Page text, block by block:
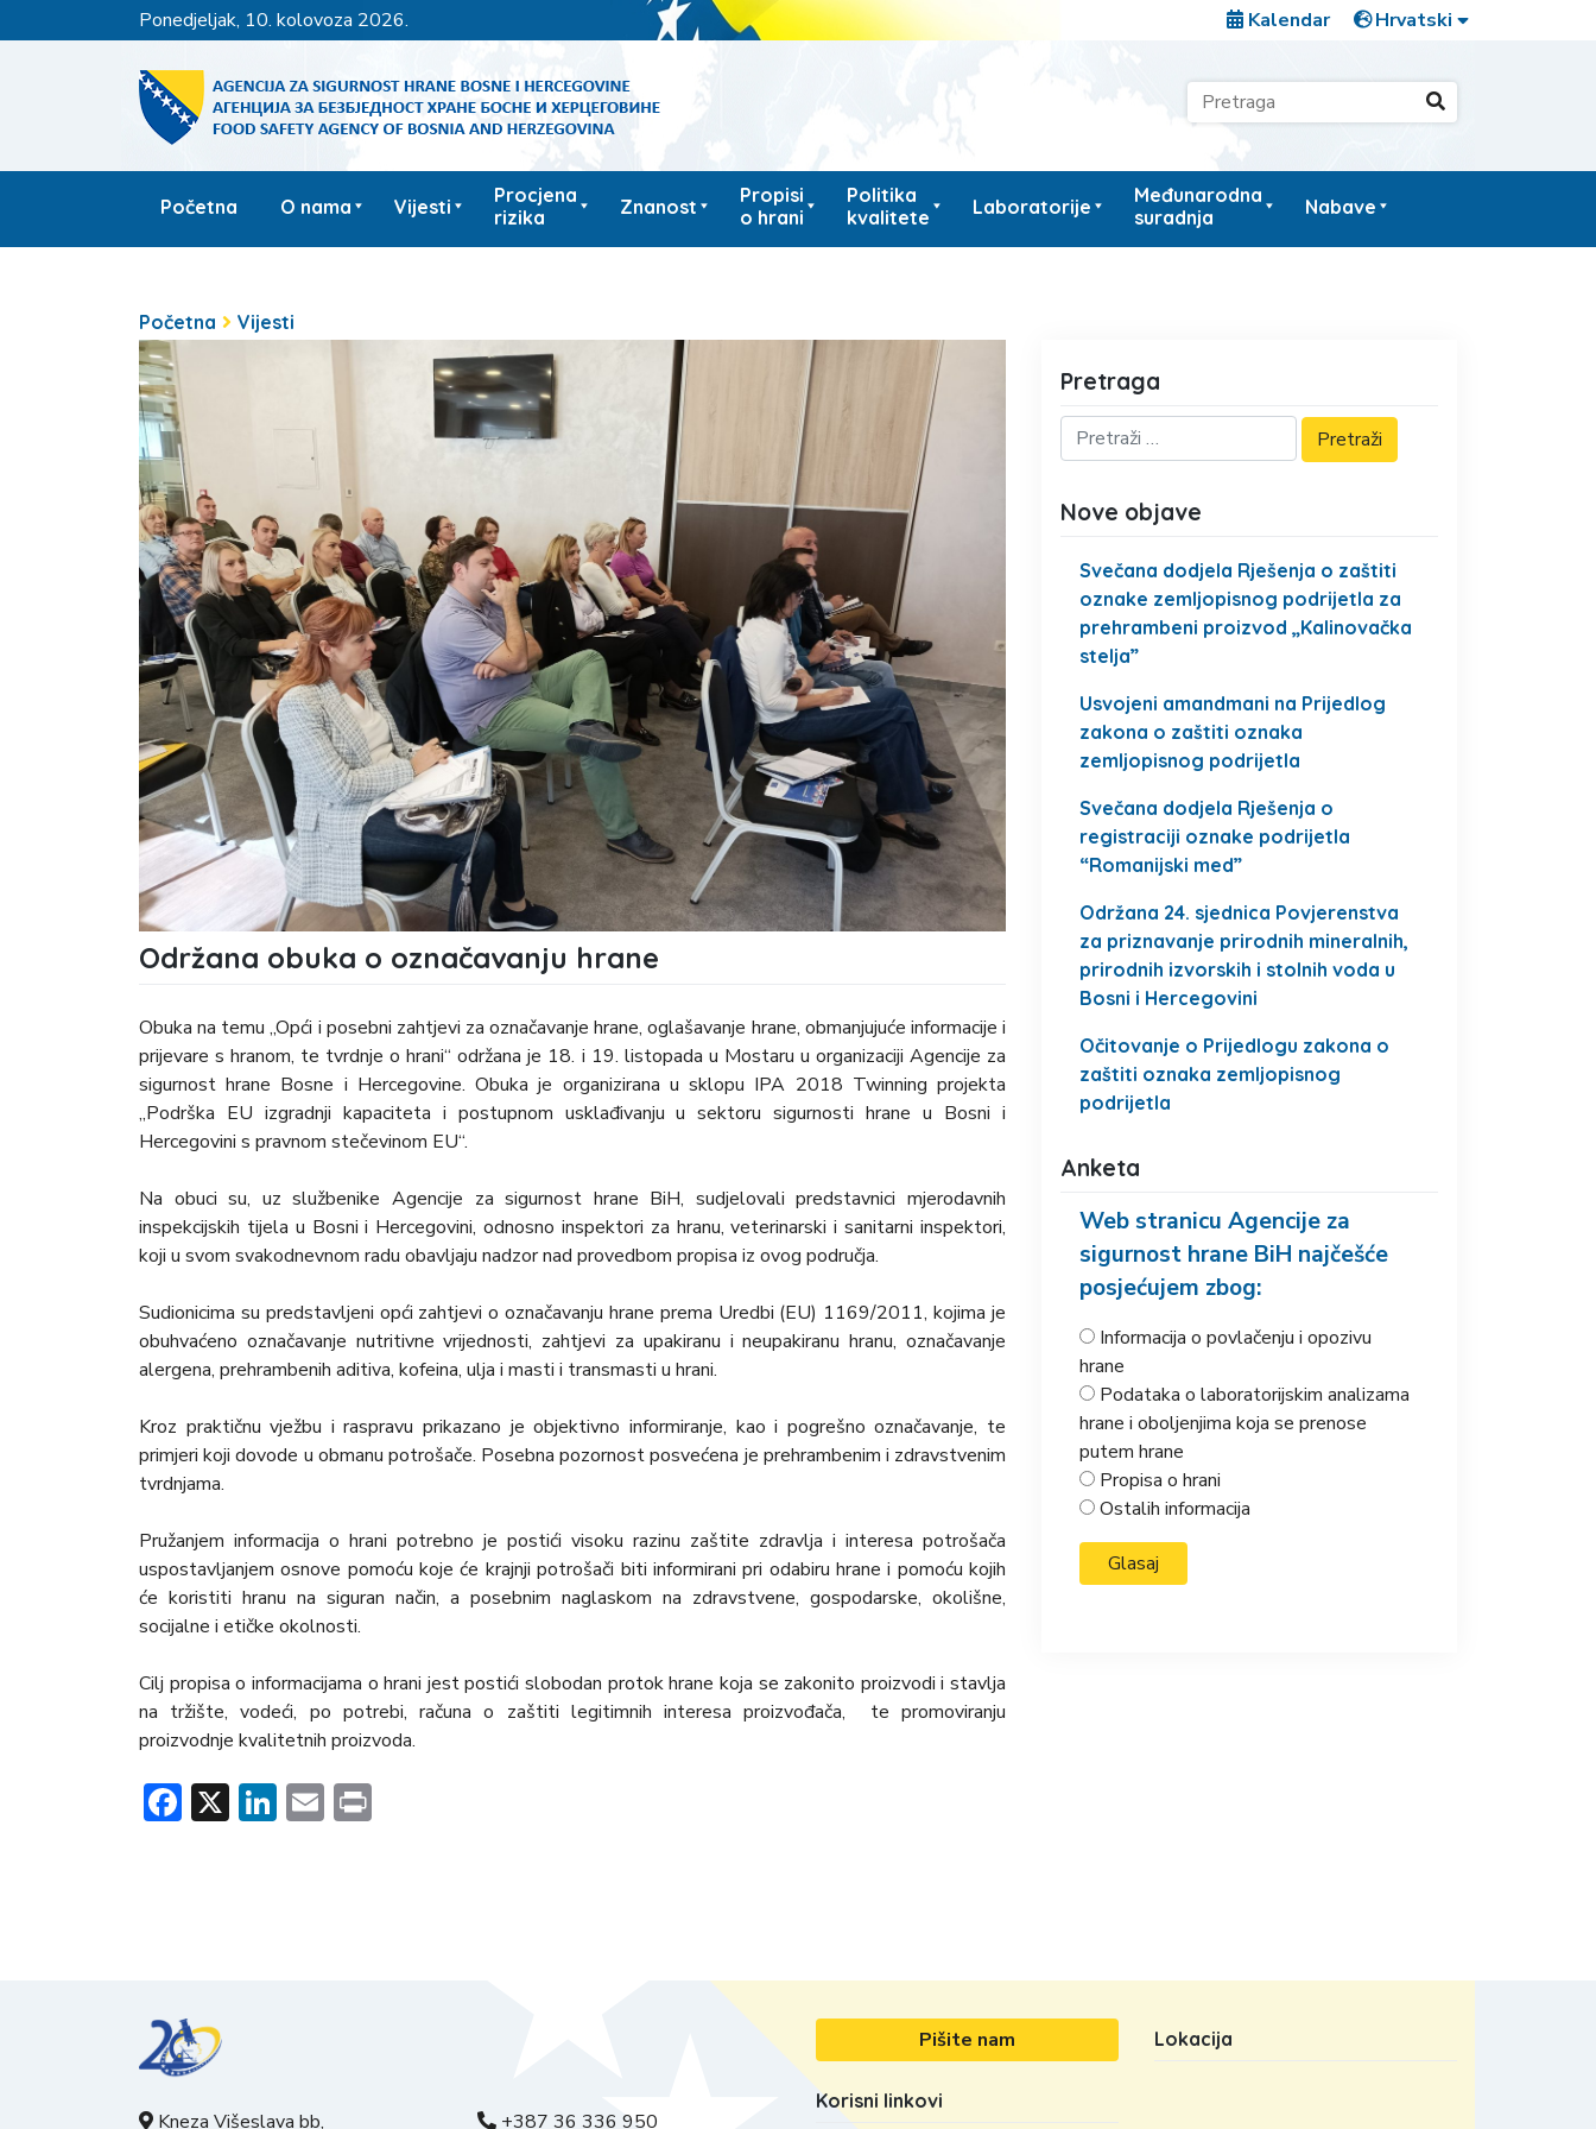
ponedjeljak, 10. kolovoza 2026. Kalendar
Početna O nama Vijesti
Procjena
rizika
Znanost
Propisi
o hrani
Politika
kvalitete
Laboratorije
Međunarodna
suradnja
Nabave
Početna Vijesti
Održana obuka o označavanju hrane
Obuka na temu „Opći i posebni zahtjevi za označavanje hrane, oglašavanje hrane, obmanjujuće informacije i
prijevare s hranom, te tvrdnje o hrani“ održana je 18. i 19. listopada u Mostaru u organizaciji Agencije za
sigurnost hrane Bosne i Hercegovine. Obuka je organizirana u sklopu IPA 2018 Twinning projekta
„Podrška EU izgradnji kapaciteta i postupnom usklađivanju u sektoru sigurnosti hrane u Bosni i
Hercegovini s pravnom stečevinom EU“.
Na obuci su, uz službenike Agencije za sigurnost hrane BiH, sudjelovali predstavnici mjerodavnih
inspekcijskih tijela u Bosni i Hercegovini, odnosno inspektori za hranu, veterinarski i sanitarni inspektori,
koji u svom svakodnevnom radu obavljaju nadzor nad provedbom propisa iz ovog područja.
Sudionicima su predstavljeni opći zahtjevi o označavanju hrane prema Uredbi (EU) 1169/2011, kojima je
obuhvaćeno označavanje nutritivne vrijednosti, zahtjevi za upakiranu i neupakiranu hranu, označavanje
alergena, prehrambenih aditiva, kofeina, ulja i masti i transmasti u hrani.
Kroz praktičnu vježbu i raspravu prikazano je objektivno informiranje, kao i pogrešno označavanje, te
primjeri koji dovode u obmanu potrošače. Posebna pozornost posvećena je prehrambenim i zdravstvenim
tvrdnjama.
Pružanjem informacija o hrani potrebno je postići visoku razinu zaštite zdravlja i interesa potrošača
uspostavljanjem osnove pomoću koje će krajnji potrošači biti informirani pri odabiru hrane i pomoću kojih
će koristiti hranu na siguran način, a posebnim naglaskom na zdravstvene, gospodarske, okolišne,
socijalne i etičke okolnosti.
Cilj propisa o informacijama o hrani jest postići slobodan protok hrane koja se zakonito proizvodi i stavlja
na tržište, vodeći, po potrebi, računa o zaštiti legitimnih interesa proizvođača, te promoviranju
proizvodnje kvalitetnih proizvoda.
Facebook
X LinkedIn
Email
Pretraga
Nove objave
Svečana dodjela Rješenja o zaštiti
oznake zemljopisnog podrijetla za
prehrambeni proizvod „Kalinovačka
stelja”
Usvojeni amandmani na Prijedlog
zakona o zaštiti oznaka
zemljopisnog podrijetla
Svečana dodjela Rješenja o
registraciji oznake podrijetla
“Romanijski med”
Održana 24. sjednica Povjerenstva
za priznavanje prirodnih mineralnih,
prirodnih izvorskih i stolnih voda u
Bosni i Hercegovini
Očitovanje o Prijedlogu zakona o
zaštiti oznaka zemljopisnog
podrijetla
Anketa
Web stranicu Agencije za
sigurnost hrane BiH najčešće
posjećujem zbog:
Informacija o povlačenju i opozivu
hrane
Podataka o laboratorijskim analizama
hrane i oboljenjima koja se prenose
putem hrane
Propisa o hrani
Ostalih informacija
Kneza Višeslava bb, +387 36 336 950
Pišite nam
Korisni linkovi
Lokacija